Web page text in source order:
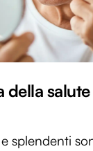
della
e splendenti